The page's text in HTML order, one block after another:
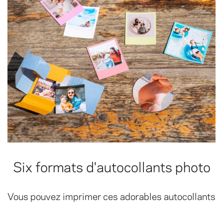
Six formats d'autocollants photo
Vous pouvez imprimer ces adorables autocollants